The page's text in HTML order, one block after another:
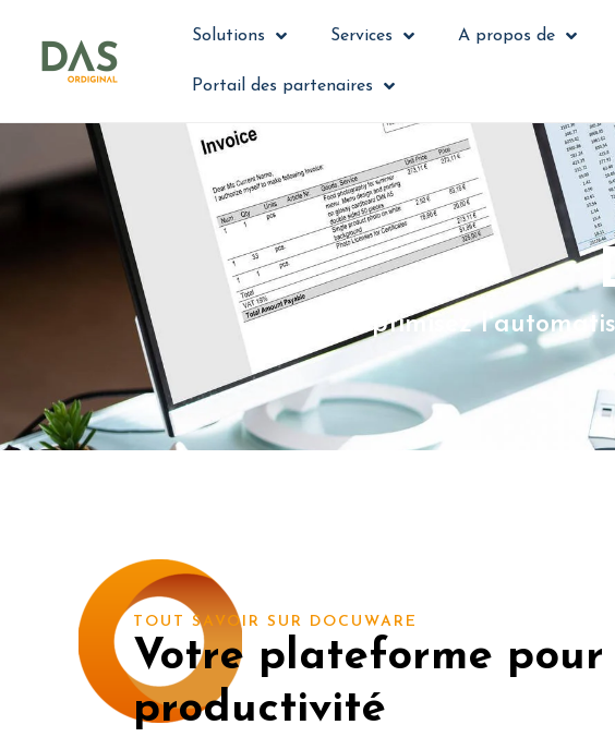
Solutions Services A propos de
Portail des partenaires
Optimisez
TOUT SAVOIR SUR DOCUWARE
Votre plateforme pour
productivité